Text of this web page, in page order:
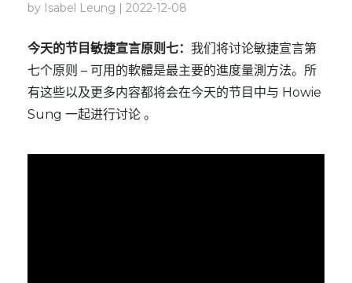
by Isabel Leung | 2022-12-08
今天的节目敏捷宣言原则七： 我们将讨论敏捷宣言第
七个原则 – 可用的軟體是最主要的進度量測方法。所
有这些以及更多内容都将会在今天的节目中与 Howie
Sung 一起进行讨论 。